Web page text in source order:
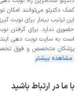
کمک دکترتو می‌توانند امکان
این ترتیب بیمار برای نوبت
حضوری ندارد. برای گرفتن
است به سایت نوبت دهی
پزشکان متخصص و فوق
مشاهده بیشتر
با ما در ارتباط باشید